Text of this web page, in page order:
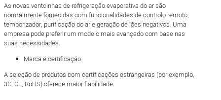
As novas ventoinhas de refrigeração evaporativa do ar são
normalmente fornecidas com funcionalidades de controlo remoto,
temporizador, purificação do ar e geração de iões negativos. Uma
empresa pode preferir um modelo mais avançado com base nas
suas necessidades.
Marca e certificação
A seleção de produtos com certificações estrangeiras (por exemplo,
3C, CE, RoHS) oferece maior fiabilidade.